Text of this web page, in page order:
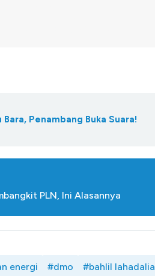
Penambang Buka Suara!
PLN, Ini Alasannya
energi #dmo #bahlil lahadalia